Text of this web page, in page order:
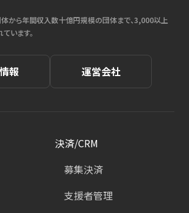
から年間収入数十億円規模の団体まで、3,000以上
います。
報 運営会社
決済/CRM
募集決済
支援者管理